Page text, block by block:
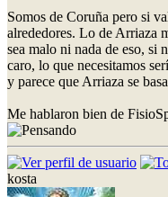
Somos de Coruña pero si
alrededores. Lo de Arriaza
sea malo ni nada de eso, si
caro, lo que necesitamos
y parece que Arriaza se
Me hablaron bien de
kosta